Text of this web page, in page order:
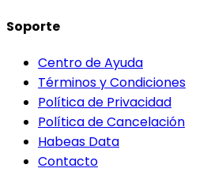
Soporte
Centro de Ayuda
Términos y Condiciones
Política de Privacidad
Política de Cancelación
Habeas Data
Contacto